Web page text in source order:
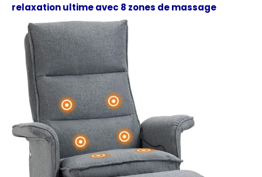
relaxation ultime avec 8 zones de massage